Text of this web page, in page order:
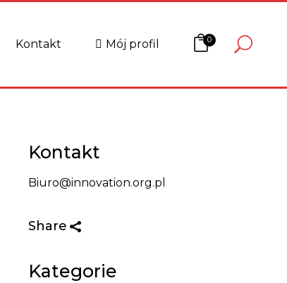
Kontakt Mój profil 0
MOJE SZKOLENIA
USTAWIENIA
Kontakt
Biuro@innovation.org.pl
Share
Kategorie